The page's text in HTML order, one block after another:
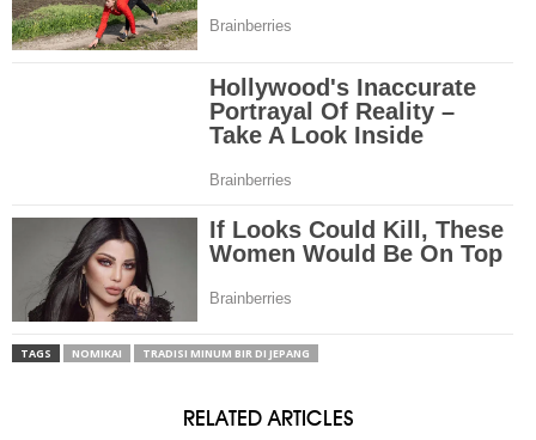
TAGS NOMIKAI TRADISI MINUM BIR DI JEPANG
RELATED ARTICLES